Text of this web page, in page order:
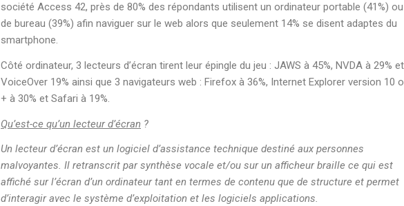
société Access 42, près de 80% des répondants utilisent un ordinateur portable (41%) ou
de bureau (39%) afin naviguer sur le web alors que seulement 14% se disent adaptes du
smartphone.
Côté ordinateur, 3 lecteurs d’écran tirent leur épingle du jeu : JAWS à 45%, NVDA à 29% et
VoiceOver 19% ainsi que 3 navigateurs web : Firefox à 36%, Internet Explorer version 10
+ à 30% et Safari à 19%.
Qu’est-ce qu’un lecteur d’écran ?
Un lecteur d’écran est un logiciel d’assistance technique destiné aux personnes
malvoyantes. Il retranscrit par synthèse vocale et/ou sur un afficheur braille ce qui est
affiché sur l’écran d’un ordinateur tant en termes de contenu que de structure et permet
d’interagir avec le système d’exploitation et les logiciels applications.